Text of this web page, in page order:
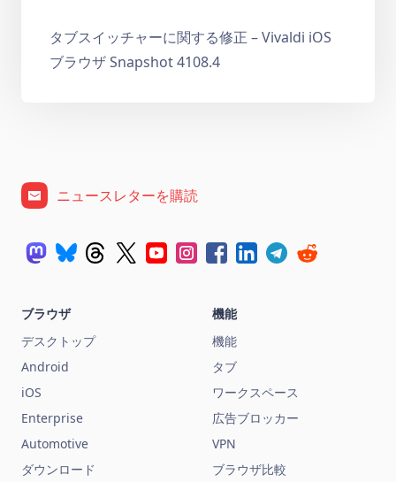
タブスイッチャーに関する修正 – Vivaldi iOS
ブラウザ Snapshot 4108.4
ニュースレターを購読
ブラウザ
デスクトップ
Android
iOS
Enterprise
Automotive
ダウンロード
機能
機能
タブ
ワークスペース
広告ブロッカー
VPN
ブラウザ比較